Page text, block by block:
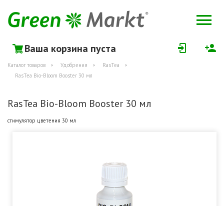
Ваша корзина пуста
Каталог товаров Удобрения
RasTea
RasTea Bio-Bloom Booster 30 мл
RasTea Bio-Bloom Booster 30 мл
стимулятор цветения 30 мл